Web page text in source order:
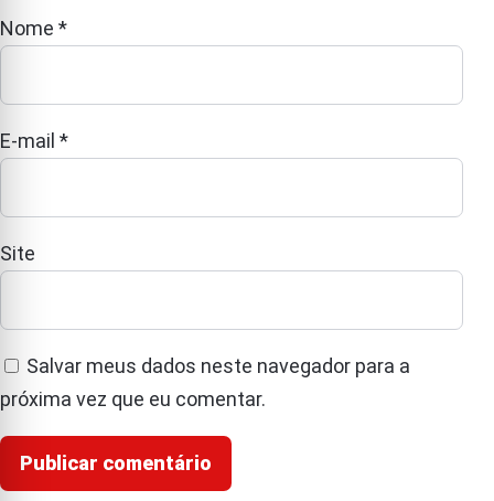
Nome *
E-mail *
Site
Salvar meus dados neste navegador para a
próxima vez que eu comentar.